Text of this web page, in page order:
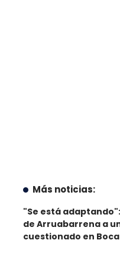
Más noticias:
"Se está
de Arruabarrena a
cuestionado en Boca